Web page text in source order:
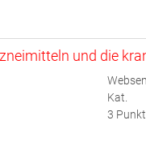
und die
Kat.
3